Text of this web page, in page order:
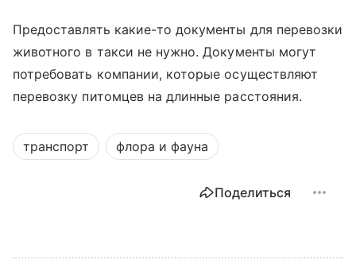
Предоставлять какие-то документы для перевозки
животного в такси не нужно. Документы могут
потребовать компании, которые осуществляют
перевозку питомцев на длинные расстояния.
транспорт флора и фауна
Поделиться